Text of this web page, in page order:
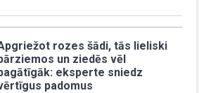
rozes šādi, tās lieliski
un ziedēs vēl
eksperte sniedz
padomus